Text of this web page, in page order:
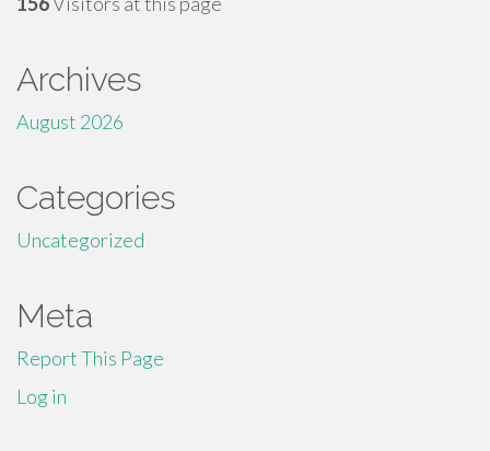
Archives
August 2026
Categories
Uncategorized
Meta
Report This Page
Log in